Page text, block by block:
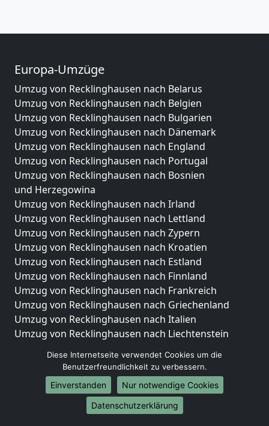
Europa-Umzüge
Umzug von Recklinghausen nach Belarus
Umzug von Recklinghausen nach Belgien
Umzug von Recklinghausen nach Bulgarien
Umzug von Recklinghausen nach Dänemark
Umzug von Recklinghausen nach England
Umzug von Recklinghausen nach Portugal
Umzug von Recklinghausen nach Bosnien
und Herzegowina
Umzug von Recklinghausen nach Irland
Umzug von Recklinghausen nach Lettland
Umzug von Recklinghausen nach Zypern
Umzug von Recklinghausen nach Kroatien
Umzug von Recklinghausen nach Estland
Umzug von Recklinghausen nach Finnland
Umzug von Recklinghausen nach Frankreich
Umzug von Recklinghausen nach Griechenland
Umzug von Recklinghausen nach Italien
Umzug von Recklinghausen nach Liechtenstein
Umzug von Recklinghausen nach Niederlande
Umzug von Recklinghausen nach Norwegen
Umzüge-Deutschlandweit
Diese Internetseite verwendet Cookies um die
Benutzerfreundlichkeit zu verbessern.
Einverstanden
Nur notwendige Cookies
Datenschutzerklärung